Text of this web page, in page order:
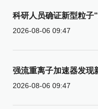
科研人员确证新型粒子
2026-08-06 09:47
强流重离子加速器发现
2026-08-06 09:47